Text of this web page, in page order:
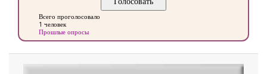
Всего проголосовало
1 человек
Прошлые опросы